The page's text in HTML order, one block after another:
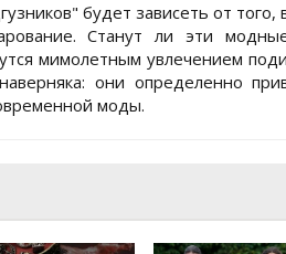
будет зависеть от того,
Станут ли эти
мимолетным увлечением
они определенно
моды.